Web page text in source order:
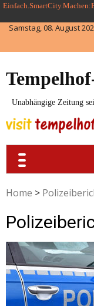
Skip
to
content
Samstag, 08. August
Unabhängige Zeitung
Home >